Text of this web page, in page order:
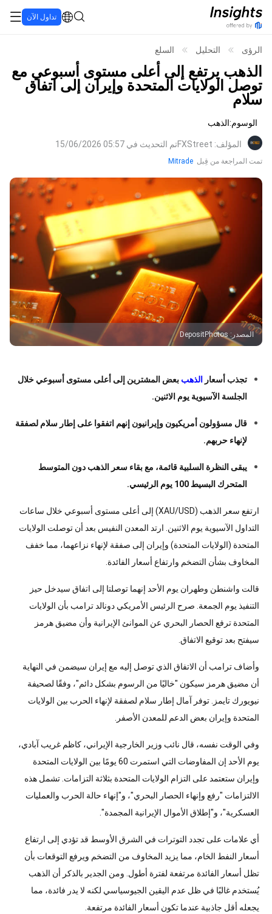
تداول الآن
الرؤى التحليل السلع
الذهب يرتفع إلى أعلى مستوى أسبوعي مع
توصل الولايات المتحدة وإيران إلى اتفاق
سلام
الوسوم:الذهب
المؤلف:
FXStreetتم التحديث في 05:57 15/06/2026
تمت المراجعة من قِبل Mitrade
المصدر :
DepositPhotos
تجذب أسعار الذهب بعض المشترين إلى أعلى مستوى أسبوعي خلال
الجلسة الآسيوية يوم الاثنين.
قال مسؤولون أمريكيون وإيرانيون إنهم اتفقوا على إطار سلام لصفقة
لإنهاء حربهم.
يبقى النظرة السلبية قائمة، مع بقاء سعر الذهب دون المتوسط
المتحرك البسيط 100 يوم الرئيسي.
ارتفع سعر الذهب (XAU/USD) إلى أعلى مستوى أسبوعي خلال ساعات
التداول الآسيوية يوم الاثنين. ارتد المعدن النفيس بعد أن توصلت الولايات
المتحدة (الولايات المتحدة) وإيران إلى صفقة لإنهاء نزاعهما، مما خفف
المخاوف بشأن التضخم وارتفاع أسعار الفائدة.
قالت واشنطن وطهران يوم الأحد إنهما توصلتا إلى اتفاق سيدخل حيز
التنفيذ يوم الجمعة. صرح الرئيس الأمريكي دونالد ترامب بأن الولايات
المتحدة ترفع الحصار البحري عن الموانئ الإيرانية وأن مضيق هرمز
سيفتح بعد توقيع الاتفاق.
وأضاف ترامب أن الاتفاق الذي توصل إليه مع إيران سيضمن في النهاية
أن مضيق هرمز سيكون "خاليًا من الرسوم بشكل دائم"، وفقًا لصحيفة
نيويورك تايمز. توفر آمال إطار سلام لصفقة لإنهاء الحرب بين الولايات
المتحدة وإيران بعض الدعم للمعدن الأصفر.
وفي الوقت نفسه، قال نائب وزير الخارجية الإيراني، كاظم غريب آبادي،
يوم الأحد إن المفاوضات التي استمرت 60 يومًا بين الولايات المتحدة
وإيران ستعتمد على التزام الولايات المتحدة بثلاثة التزامات. تشمل هذه
الالتزامات "رفع وإنهاء الحصار البحري"، و"إنهاء حالة الحرب والعمليات
العسكرية"، و"إطلاق الأموال الإيرانية المجمدة".
أي علامات على تجدد التوترات في الشرق الأوسط قد تؤدي إلى ارتفاع
أسعار النفط الخام، مما يزيد المخاوف من التضخم ويرفع التوقعات بأن
تظل أسعار الفائدة مرتفعة لفترة أطول. ومن الجدير بالذكر أن الذهب
يُستخدم غالبًا في ظل عدم اليقين الجيوسياسي لكنه لا يدر فائدة، مما
يجعله أقل جاذبية عندما تكون أسعار الفائدة مرتفعة.